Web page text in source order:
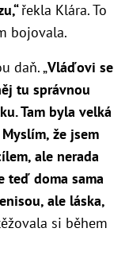
řekla Klára. To
bojovala.
daň. „Vláďovi se
tu správnou
Tam byla velká
že jsem
ale nerada
teď doma sama
ale láska,
si během